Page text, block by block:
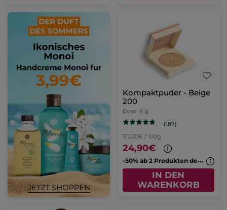
Kompaktpuder - Beige
200
Dose 8 g
(187)
312,50€ / 100g
24,90€
-
50% ab 2 Produkten deiner Wahl
IN DEN
WARENKORB